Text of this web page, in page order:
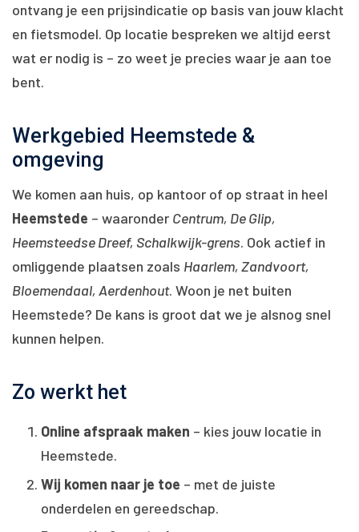
ontvang je een prijsindicatie op basis van jouw klacht
en fietsmodel. Op locatie bespreken we altijd eerst
wat er nodig is – zo weet je precies waar je aan toe
bent.
Werkgebied Heemstede &
omgeving
We komen aan huis, op kantoor of op straat in heel
Heemstede – waaronder Centrum, De Glip,
Heemsteedse Dreef, Schalkwijk-grens. Ook actief in
omliggende plaatsen zoals Haarlem, Zandvoort,
Bloemendaal, Aerdenhout. Woon je net buiten
Heemstede? De kans is groot dat we je alsnog snel
kunnen helpen.
Zo werkt het
Online afspraak maken – kies jouw locatie in
Heemstede.
Wij komen naar je toe – met de juiste
onderdelen en gereedschap.